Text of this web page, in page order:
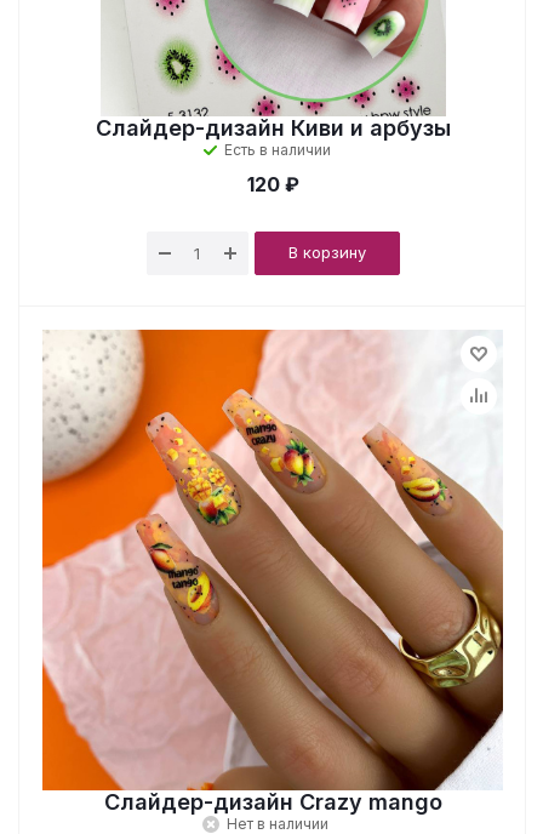
Слайдер-дизайн Киви и арбузы
Есть в наличии
120 ₽
В корзину
Слайдер-дизайн Crazy mango
Нет в наличии